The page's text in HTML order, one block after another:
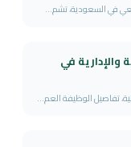
في السعودية، تشم...
والإدارية في
تفاصيل الوظيفة العم...